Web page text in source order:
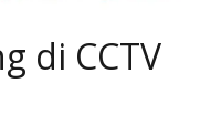
di CCTV